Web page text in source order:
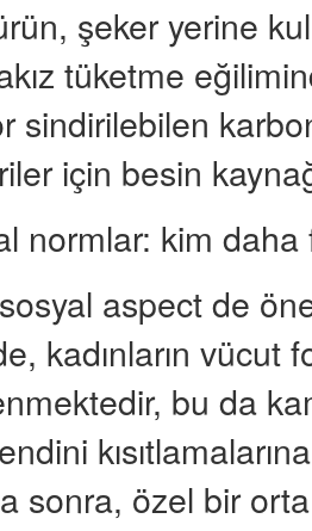
şeker yerine
tüketme
sindirilebilen
için besin
normlar: kim daha
aspect de
kadınların vücut
bu da
sonra, özel bir